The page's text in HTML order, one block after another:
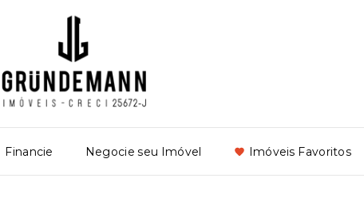
Financie Negocie seu Imóvel Imóveis Favoritos